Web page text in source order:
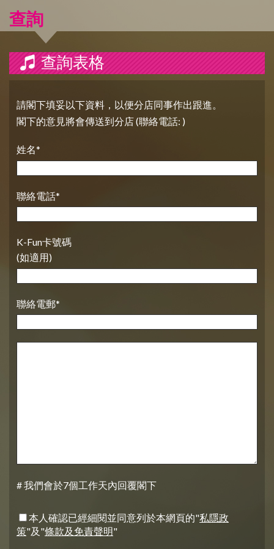
查詢
查詢表格
請閣下填妥以下資料，以便分店同事作出跟進。
閣下的意見將會傳送到分店 (聯絡電話: )
姓名*
聯絡電話*
K-Fun卡號碼
(如適用)
聯絡電郵*
# 我們會於7個工作天內回覆閣下
本人確認已經細閱並同意列於本網頁的"私隱政
策"及"條款及免責聲明"